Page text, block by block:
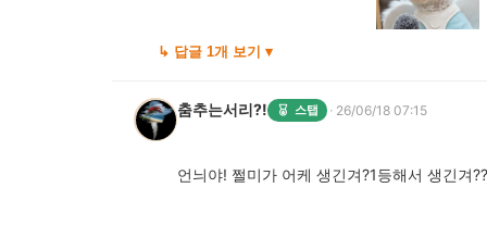
↳ 답글 1개 보기 ▾
춤추는서리?! 스탭 · 26/06/18 07:15
언늬야! 쩔미가 어케 생긴겨?1등해서 생긴겨??